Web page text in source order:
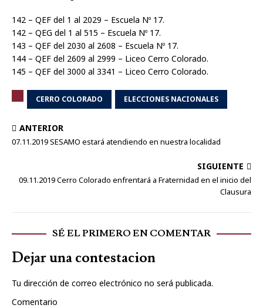
142 – QEF del 1 al 2029 – Escuela Nº 17.
142 – QEG del 1 al 515 – Escuela Nº 17.
143 – QEF del 2030 al 2608 – Escuela Nº 17.
144 – QEF del 2609 al 2999 – Liceo Cerro Colorado.
145 – QEF del 3000 al 3341 – Liceo Cerro Colorado.
CERRO COLORADO ELECCIONES NACIONALES
ANTERIOR
07.11.2019 SESAMO estará atendiendo en nuestra localidad
SIGUIENTE
09.11.2019 Cerro Colorado enfrentará a Fraternidad en el inicio del
Clausura
SÉ EL PRIMERO EN COMENTAR
Dejar una contestacion
Tu dirección de correo electrónico no será publicada.
Comentario